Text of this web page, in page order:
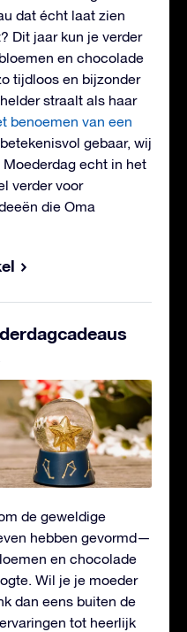
dat écht laat zien
Dit jaar kun je verder
en chocolade
tijdloos en bijzonder
straalt als haar
benoemen van een
gebaar, wij
echt in het
verder voor
die Oma
de geweldige
hebben gevormd—
en chocolade
Wil je je moeder
dan eens buiten de
tot heerlijk